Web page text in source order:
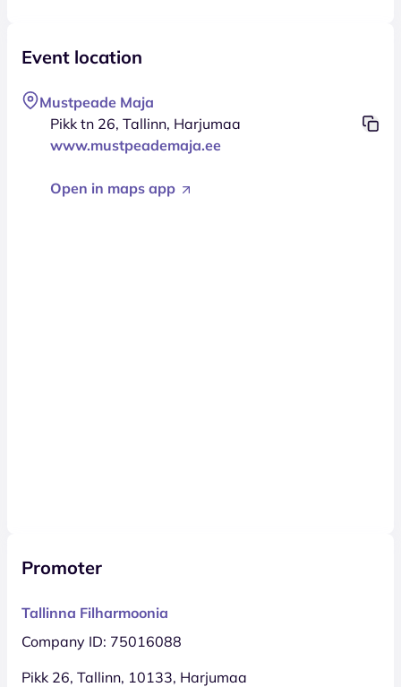
Event location
Mustpeade Maja
Pikk tn 26, Tallinn, Harjumaa
www.mustpeademaja.ee
Open in maps app
Promoter
Tallinna Filharmoonia
Company ID: 75016088
Pikk 26, Tallinn, 10133, Harjumaa